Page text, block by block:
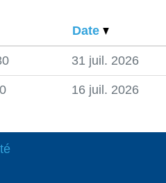
Date
31 juil. 2026
16 juil. 2026